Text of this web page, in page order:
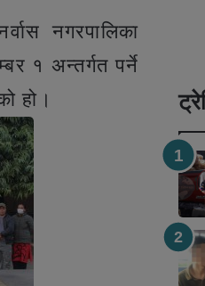
नगरपालिका
१ अन्तर्गत पर्ने
भएको हो।